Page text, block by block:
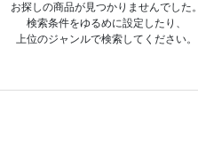
お探しの商品が見つかりませんでした。
検索条件をゆるめに設定したり、
上位のジャンルで検索してください。